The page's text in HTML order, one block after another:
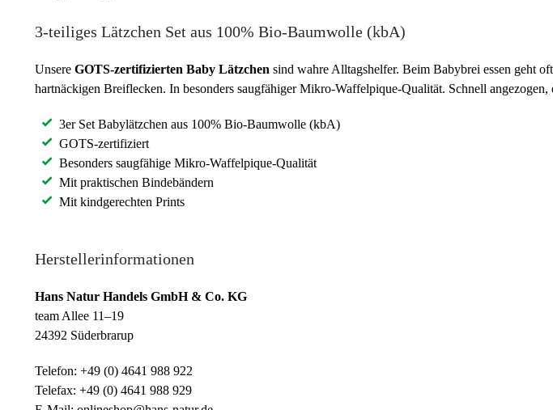
3-teiliges Lätzchen Set aus 100% Bio-Baumwolle (kbA)
Unsere GOTS-zertifizierten Baby Lätzchen sind wahre Alltagshelfer. Beim Babybrei essen geht
hartnäckigen Breiflecken. In besonders saugfähiger Mikro-Waffelpique-Qualität. Schnell
3er Set Babylätzchen aus 100% Bio-Baumwolle (kbA)
GOTS-zertifiziert
Besonders saugfähige Mikro-Waffelpique-Qualität
Mit praktischen Bindebändern
Mit kindgerechten Prints
Herstellerinformationen
Hans Natur Handels GmbH & Co. KG
team Allee 11–19
24392 Süderbrarup
Telefon: +49 (0) 4641 988 922
Telefax: +49 (0) 4641 988 929